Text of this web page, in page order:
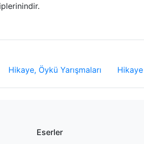
Hikaye, Öykü Yarışmaları
Eserler